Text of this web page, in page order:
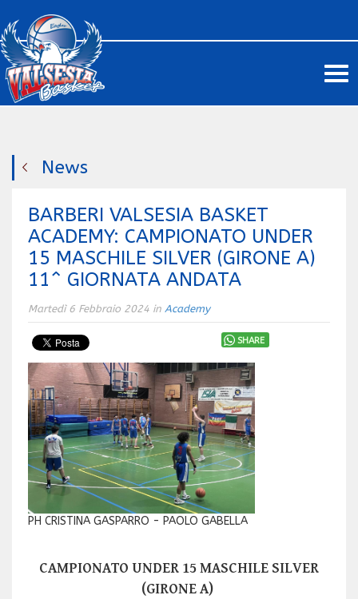
News
BARBERI VALSESIA BASKET
ACADEMY: CAMPIONATO UNDER
15 MASCHILE SILVER (GIRONE A)
11^ GIORNATA ANDATA
Martedì 6 Febbraio 2024 in Academy
SHARE
PH CRISTINA GASPARRO - PAOLO GABELLA
CAMPIONATO UNDER 15 MASCHILE SILVER
(GIRONE A)